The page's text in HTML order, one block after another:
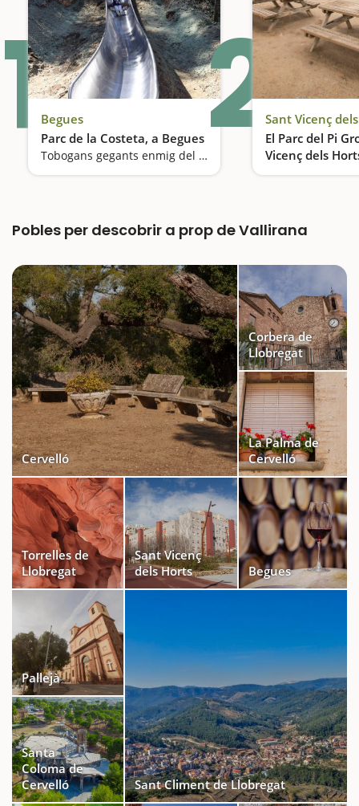
1 Begues
Parc de la Costeta, a Begues
Tobogans gegants enmig del bosc2Sant Vicenç
El Parc del Pi
Vicenç dels
Pobles per descobrir a prop de Vallirana
Cervelló
Corbera de
Llobregat
La Palma de
Cervelló
Torrelles de
Llobregat
Sant Vicenç
dels Horts
Begues
Pallejà
Santa
Coloma de
Cervelló
Sant Climent de Llobregat